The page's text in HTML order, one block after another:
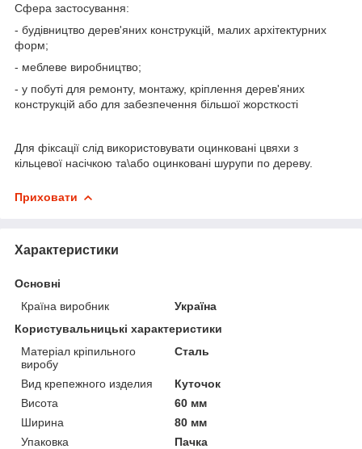
Сфера застосування:
- будівництво дерев'яних конструкцій, малих архітектурних
форм;
- меблеве виробництво;
- у побуті для ремонту, монтажу, кріплення дерев'яних
конструкцій або для забезпечення більшої жорсткості
Для фіксації слід використовувати оцинковані цвяхи з
кільцевої насічкою та\або оцинковані шурупи по дереву.
Приховати
Характеристики
Основні
Країна виробник
Україна
Користувальницькі характеристики
Матеріал кріпильного
виробу
Сталь
Вид крепежного изделия
Куточок
Висота
60 мм
Ширина
80 мм
Упаковка
Пачка